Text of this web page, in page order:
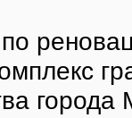
города